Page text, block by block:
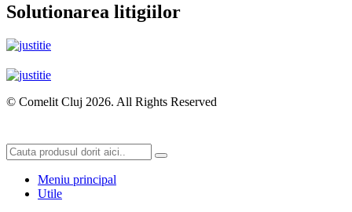
Solutionarea litigiilor
© Comelit Cluj 2026. All Rights Reserved
Meniu principal
Utile